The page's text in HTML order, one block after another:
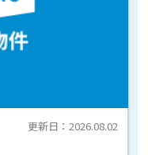
更新日：2026.08.02